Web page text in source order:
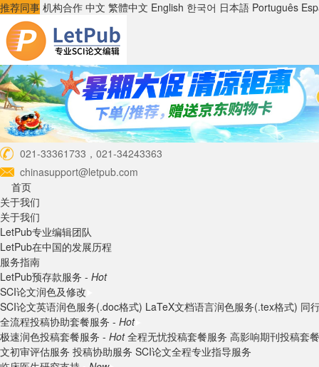
推荐同事 机构合作 中文 繁體中文 English 한국어 日本語 Português
021-33361733，021-34243363
chinasupport@letpub.com
首页
关于我们
关于我们
LetPub专业编辑团队
LetPub在中国的发展历程
服务指南
LetPub预存款服务 - Hot
SCI论文润色及修改
SCI论文英语润色服务(.doc格式) LaTeX文档语言润色服务(.tex格式) 同
全流程投稿协助套餐服务 - Hot
极速润色投稿套餐服务 - Hot 全程无忧投稿套餐服务 高影响期刊投稿套
文初审评估服务 投稿协助服务 SCI论文全程专业指导服务